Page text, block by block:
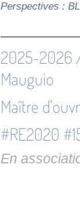
Perspectives :
2025-2026 /
Mauguio
Maître
#RE2020
En